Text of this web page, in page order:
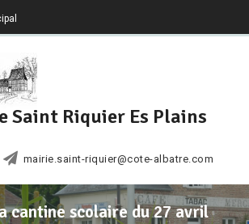
Saint Riquier Es Plains
mairie.saint-riquier@cote-albatre.com
cantine scolaire du 27 avril